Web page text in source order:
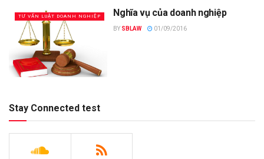
TƯ VẤN LUẬT DOANH NGHIỆP Nghĩa vụ của doanh nghiệp
BY SBLAW 01/09/2016
Stay Connected test